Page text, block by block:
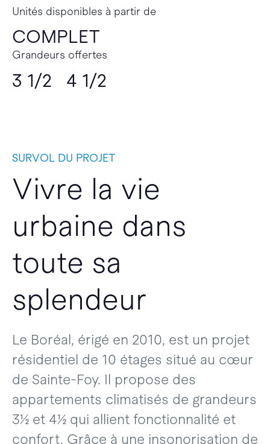
Unités disponibles à partir de
COMPLET
Grandeurs offertes
3 1/2 4 1/2
SURVOL DU PROJET
Vivre la vie
urbaine dans
toute sa
splendeur
Le Boréal, érigé en 2010, est un projet
résidentiel de 10 étages situé au cœur
de Sainte-Foy. Il propose des
appartements climatisés de grandeurs
3½ et 4½ qui allient fonctionnalité et
confort. Grâce à une insonorisation de